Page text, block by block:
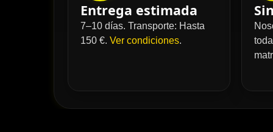
Entrega estimada
7–10 días. Transporte: Hasta
150 €. Ver condiciones.